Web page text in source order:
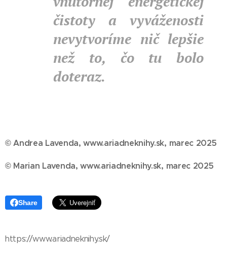
čistoty a vyváženosti
nevytvoríme nič lepšie
než to, čo tu bolo
doteraz.
© Andrea Lavenda, www.ariadneknihy.sk, marec 2025
© Marian Lavenda, www.ariadneknihy.sk, marec 2025
Share
https://www.ariadneknihy.sk/